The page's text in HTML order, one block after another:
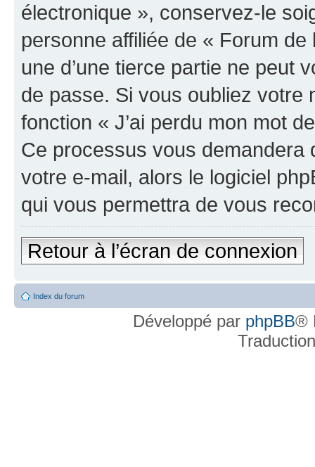
électronique », conservez-le
personne affiliée de « Forum
une d’une tierce partie ne peut
de passe. Si vous oubliez votre
fonction « J’ai perdu mon mot
Ce processus vous demandera
votre e-mail, alors le logiciel
qui vous permettra de vous
Retour à l’écran de connexion
Index du forum
Développé par phpBB®